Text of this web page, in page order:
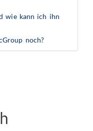
wie kann ich ihn
noch?